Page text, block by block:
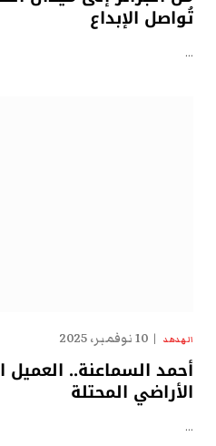
تُواصل الإبداع
…
الهدهد 10 نوفمبر، 2025
أحمد السماعنة..
الأراضي المحتلة
…